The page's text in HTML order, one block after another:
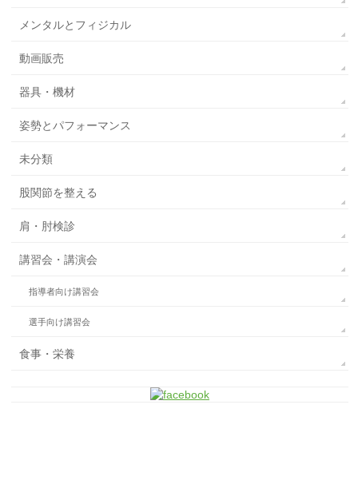
メンタルとフィジカル
動画販売
器具・機材
姿勢とパフォーマンス
未分類
股関節を整える
肩・肘検診
講習会・講演会
指導者向け講習会
選手向け講習会
食事・栄養